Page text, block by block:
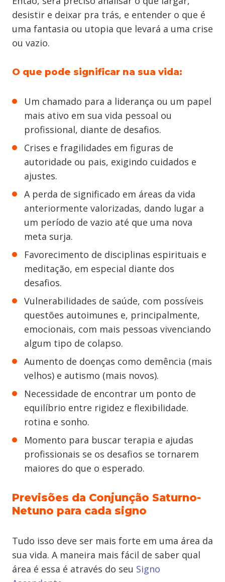
desistir e deixar pra trás, e entender o que é
uma fantasia ou utopia​ que levará a uma crise
ou vazio.
O que pode significar na sua vida:
Um chamado para a liderança ou um papel
mais ativo em sua vida pessoal ou
profissional, diante de desafios.
Crises e fragilidades em figuras de
autoridade ou pais, exigindo cuidados e
ajustes.
A perda de significado em áreas da vida
anteriormente valorizadas, dando lugar a
um período de vazio até que uma nova
meta surja.
Favorecimento de disciplinas espirituais e
meditação, em especial diante dos
desafios.
Vulnerabilidades de saúde, com possíveis
questões autoimunes e, principalmente,
emocionais, com mais pessoas vivenciando
algum tipo de colapso.
Aumento de doenças como demência (mais
velhos) e autismo (mais novos).
Necessidade de encontrar um ponto de
equilíbrio entre rigidez e flexibilidade​.
rotina e sonho.
Momento para buscar terapia e ajudas
profissionais se os desafios se tornarem
maiores do que o esperado.
Previsões da Conjunção Saturno-
Netuno para cada signo
Tudo isso deve ser mais forte em uma área da
sua vida. A maneira mais fácil de saber qual
área é essa é através do seu Signo